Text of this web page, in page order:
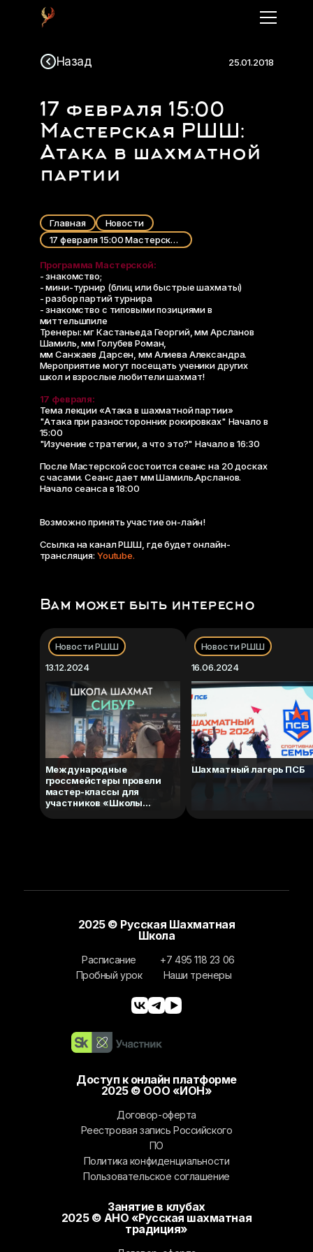
Назад 25.01.2018
17 февраля 15:00
Мастерская РШШ:
Атака в шахматной
партии
Главная
Новости
17 февраля 15:00 Мастерская РШШ: Атака в шахматной партии
Программа Мастерской:
- знакомство;
- мини-турнир (блиц или быстрые шахматы)
- разбор партий турнира
- знакомство с типовыми позициями в
миттельшпиле
Тренеры: мг Кастаньеда Георгий, мм Арсланов
Шамиль, мм Голубев Роман,
мм Санжаев Дарсен, мм Алиева Александра.
Мероприятие могут посещать ученики других
школ и взрослые любители шахмат!
17 февраля:
Тема лекции «Атака в шахматной партии»
"Атака при разносторонних рокировках" Начало в
15:00
"Изучение стратегии, а что это?" Начало в 16:30
После Мастерской состоится сеанс на 20 досках
с часами. Сеанс дает мм Шамиль.Арсланов.
Начало сеанса в 18:00
Возможно принять участие он-лайн!
Ссылка на канал РШШ, где будет онлайн-
трансляция: Youtube.
Вам может быть интересно
Новости РШШ
Международные
гроссмейстеры провели
мастер-классы для
участников «Школы
шахмат СИБУР»
13.12.2024
Новости РШШ
Шахматный лагерь ПСБ
16.06.2024
2025 © Русская Шахматная
Школа
+7 495 118 23 06
Наши тренеры
Расписание
Пробный урок
Доступ к онлайн платформе
2025 © ООО «ИОН»
Договор-оферта
Реестровая запись Российского
ПО
Политика конфиденциальности
Пользовательское соглашение
Занятие в клубах
2025 © АНО «Русская шахматная
традиция»